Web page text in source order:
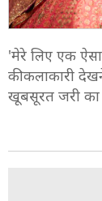
'मेरे लिए एक
की कलाकारी
खूबसूरत जरी का